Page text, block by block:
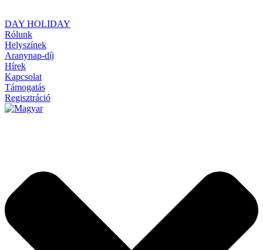
DAY HOLIDAY
Rólunk
Helyszínek
Aranynap-díj
Hírek
Kapcsolat
Támogatás
Regisztráció